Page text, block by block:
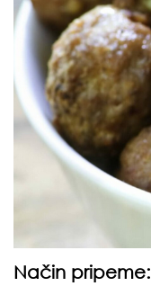
Način pripeme: